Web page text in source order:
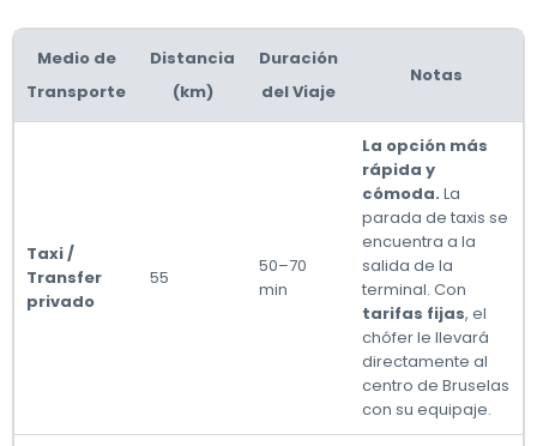
Medio de
Transporte
Distancia
(km)
Duración
del Viaje
Notas
Taxi /
Transfer
privado
55
50–70
min
La opción más
rápida y
cómoda. La
parada de taxis se
encuentra a la
salida de la
terminal. Con
tarifas fijas, el
chófer le llevará
directamente al
centro de Bruselas
con su equipaje.